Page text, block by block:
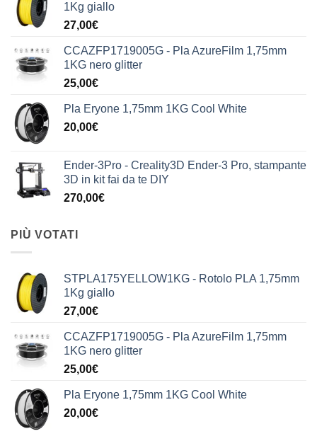
1Kg giallo
27,00€
CCAZFP1719005G - Pla AzureFilm 1,75mm
1KG nero glitter
25,00€
Pla Eryone 1,75mm 1KG Cool White
20,00€
Ender-3Pro - Creality3D Ender-3 Pro, stampante
3D in kit fai da te DIY
270,00€
PIÙ VOTATI
STPLA175YELLOW1KG - Rotolo PLA 1,75mm
1Kg giallo
27,00€
CCAZFP1719005G - Pla AzureFilm 1,75mm
1KG nero glitter
25,00€
Pla Eryone 1,75mm 1KG Cool White
20,00€